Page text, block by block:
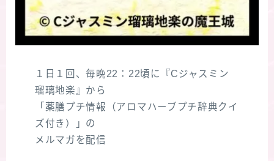
１日１回、毎晩22：22頃に『Cジャスミン
瑠璃地楽』から
「薬膳プチ情報（アロマハーブプチ辞典クイ
ズ付き）」の
メルマガを配信